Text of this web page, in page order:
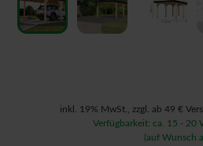
inkl. 19% MwSt., zzgl. ab 49 €
Verfügbarkeit: ca. 15 - 20
(auf Wunsch